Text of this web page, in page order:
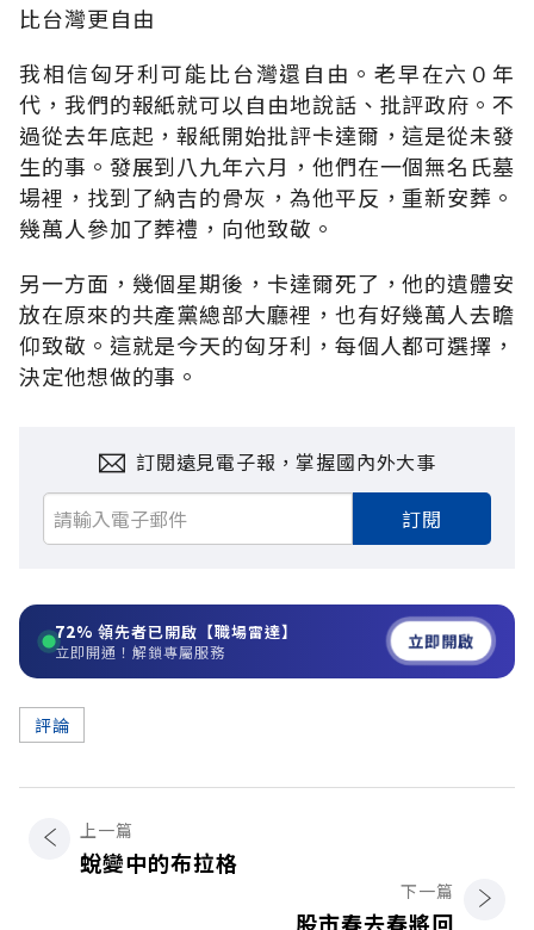
比台灣更自由
我相信匈牙利可能比台灣還自由。老早在六０年
代，我們的報紙就可以自由地說話、批評政府。不
過從去年底起，報紙開始批評卡達爾，這是從未發
生的事。發展到八九年六月，他們在一個無名氏墓
場裡，找到了納吉的骨灰，為他平反，重新安葬。
幾萬人參加了葬禮，向他致敬。
另一方面，幾個星期後，卡達爾死了，他的遺體安
放在原來的共產黨總部大廳裡，也有好幾萬人去瞻
仰致敬。這就是今天的匈牙利，每個人都可選擇，
決定他想做的事。
訂閱遠見電子報，掌握國內外大事
訂閱
72% 領先者已開啟【職場雷達】
立即開通！解鎖專屬服務 立即開啟
評論
上一篇
蛻變中的布拉格
下一篇
股市春去春將回